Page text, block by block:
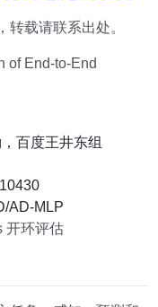
载请联系出处。
of End-to-End
百度王井东组
AD-MLP
开环评估